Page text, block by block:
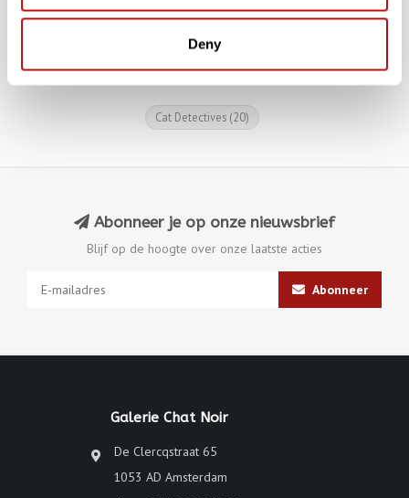
Deny
Cat Detectives (20)
Abonneer je op onze nieuwsbrief
Blijf op de hoogte over onze laatste acties
Abonneer
Galerie Chat Noir
De Clercqstraat 65
1053 AD Amsterdam